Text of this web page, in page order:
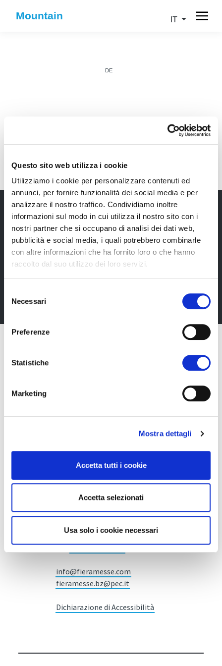
Questo sito web utilizza i cookie
Utilizziamo i cookie per personalizzare contenuti ed
annunci, per fornire funzionalità dei social media e per
analizzare il nostro traffico. Condividiamo inoltre
informazioni sul modo in cui utilizza il nostro sito con i
nostri partner che si occupano di analisi dei dati web,
pubblicità e social media, i quali potrebbero combinarle
con altre informazioni che ha fornito loro o che hanno
raccolto dal suo utilizzo dei loro servizi.
delNecessari
Preferenze
Statistiche
Marketing
Mostra dettagli
Accetta tutti i cookie
Accetta selezionati
Usa solo i cookie necessari
Mountain IT
DE
Newsletter
Rimani sempre aggiornata*o sui nostri eventi, ricevi
informazioni utili in anteprima! Naturalmente senza
Iscriviti alla Newsletter
Fiera Bolzano Spa
Piazza Fiera 1 —
39100 Bolzano BZ
Tel.+39 0471 516000
Fax.+39 0471 516111
info@fieramesse.com
fieramesse.bz@pec.it
Dichiarazione di Accessibilità